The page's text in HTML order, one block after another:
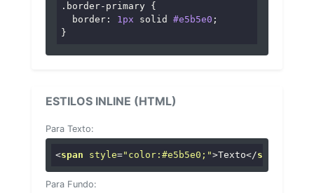
.border-primary {
border : 1px solid #e5b5e0 ;
}
ESTILOS INLINE (HTML)
Para Texto:
<span style="color:#e5b5e0;">Texto</span
Para Fundo: